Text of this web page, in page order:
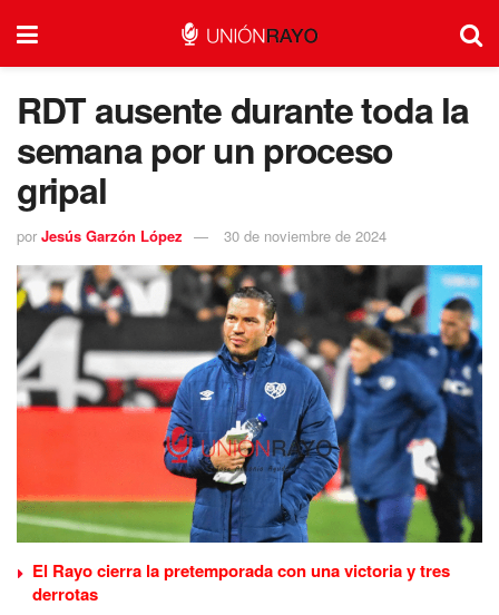
RDT ausente durante toda la
semana por un proceso
gripal
por Jesús Garzón López 30 de noviembre de 2024
El Rayo cierra la pretemporada con una victoria y tres
derrotas